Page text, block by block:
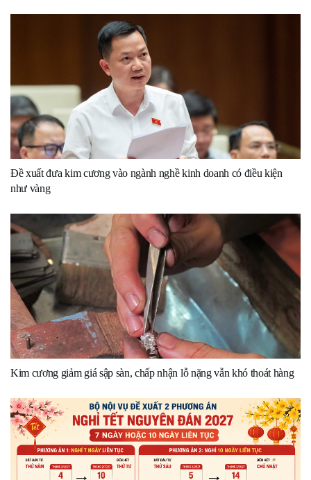
Đề xuất đưa kim cương vào ngành nghề kinh doanh có điều kiện
như vàng
Kim cương giảm giá sập sàn, chấp nhận lỗ nặng vẫn khó thoát hàng